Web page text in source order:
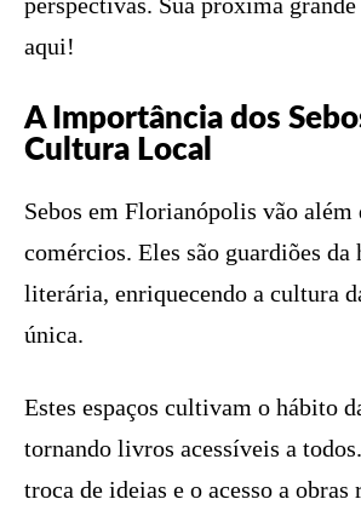
aqui!
A Importância dos
Cultura Local
Sebos em Florianópolis vão além
comércios. Eles são guardiões da
literária, enriquecendo a cultura
única.
Estes espaços cultivam o hábito
tornando livros acessíveis a
troca de ideias e o acesso a obras